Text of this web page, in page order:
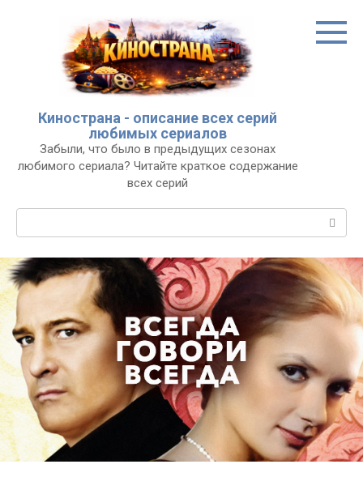
Кинострана - описание всех серий
любимых сериалов
Забыли, что было в предыдущих сезонах
любимого сериала? Читайте краткое содержание
всех серий